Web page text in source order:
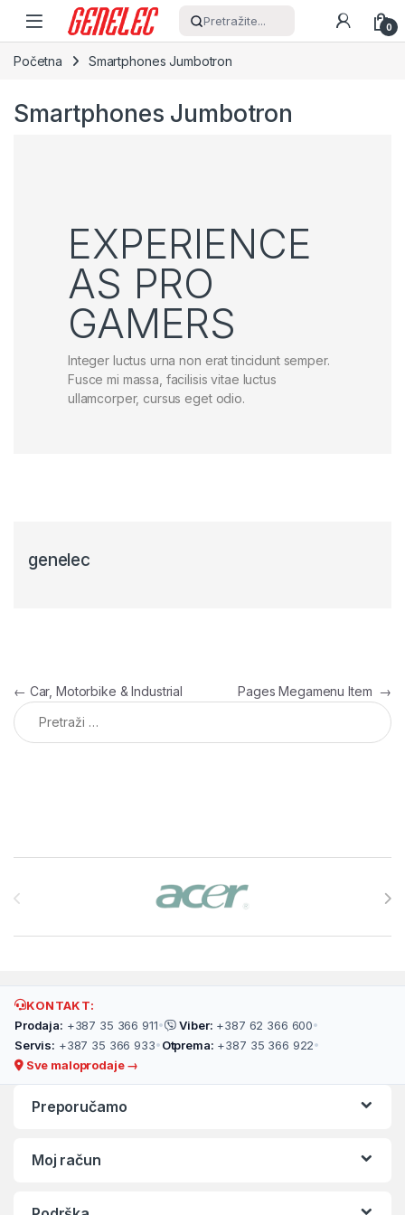
Skip to navigation
Skip to content
Pretražite... 0
Početna Smartphones Jumbotron
Smartphones Jumbotron
EXPERIENCE
AS PRO
GAMERS
Integer luctus urna non erat tincidunt semper.
Fusce mi massa, facilisis vitae luctus
ullamcorper, cursus eget odio.
genelec
Navigacija članaka
← Car, Motorbike & Industrial Pages Megamenu Item →
Pretraga:
KONTAKT:
Prodaja: +387 35 366 911• Viber: +387 62 366 600•
Servis: +387 35 366 933• Otprema: +387 35 366 922•
Sve maloprodaje →
Preporučamo
Moj račun